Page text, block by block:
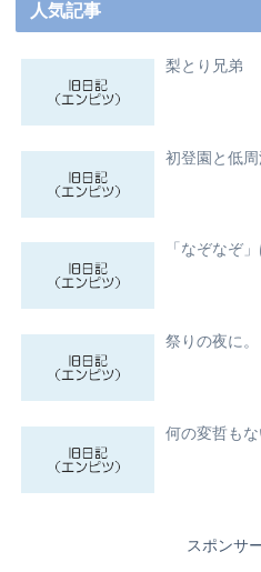
人気記事
梨とり兄弟
初登園と低
「なぞなぞ
祭りの夜に。
何の変哲も
スポンサ